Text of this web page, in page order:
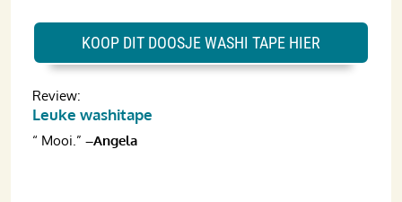
Review:
Leuke washitape
“ Mooi.” –Angela
KOOP DIT DOOSJE WASHI TAPE HIER